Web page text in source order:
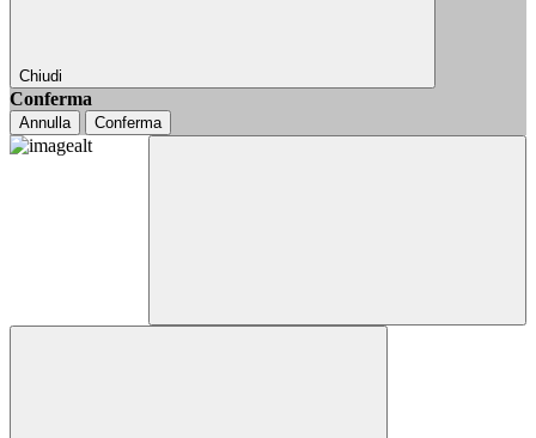
Chiudi
Conferma
Annulla Conferma